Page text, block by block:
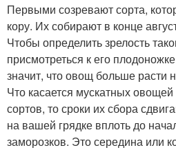
Первыми созревают сорта,
кору. Их собирают в конце
Чтобы определить зрелость
присмотреться к его
значит, что овощ больше расти
Что касается мускатных
сортов, то сроки их сбора
на вашей грядке вплоть до
заморозков. Это середина или